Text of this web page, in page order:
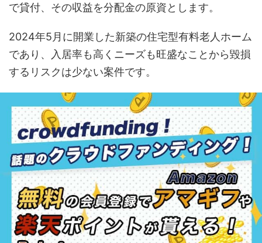
で貸付、その収益を分配金の原資とします。
2024年5月に開業した新築の住宅型有料老人ホーム
であり、入居率も高くニーズも旺盛なことから毀損
するリスクは少ない案件です。